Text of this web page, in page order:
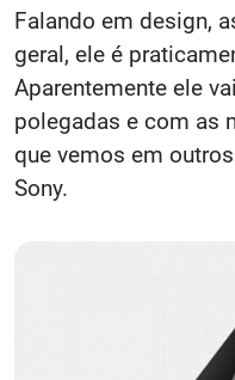
Falando em design,
geral, ele é
Aparentemente ele
polegadas e com as
que vemos em
Sony.